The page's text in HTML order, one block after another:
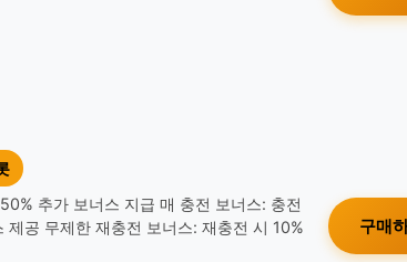
추가 보너스 지급 매 충전 보너스: 충전
제공 무제한 재충전 보너스: 재충전 시 10%
구매